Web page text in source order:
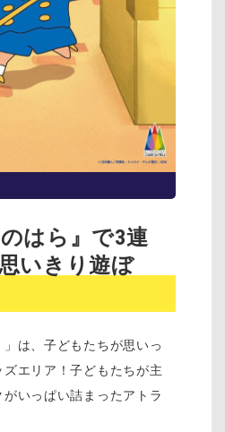
はら』で3連
いきり遊ぼ
」は、子どもたちが思いっ
エリア！子どもたちが主
いっぱい詰まったアトラ